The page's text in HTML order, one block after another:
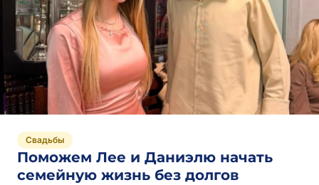
Свадьбы
Поможем Лее и Даниэлю начать
семейную жизнь без долгов